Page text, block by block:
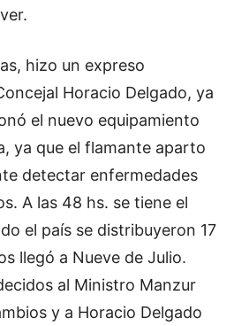
hizo un expreso
Horacio Delgado, ya
el nuevo equipamiento
ya que el flamante aparto
detectar enfermedades
A las 48 hs. se tiene el
el país se distribuyeron 17
llegó a Nueve de Julio.
al Ministro Manzur
y a Horacio Delgado